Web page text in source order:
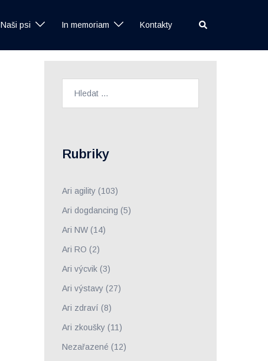
Naši psi In memoriam Kontakty Search
Rubriky
Ari agility(103)
Ari dogdancing (5)
Ari NW(14)
Ari RO (2)
Ari výcvik(3)
Ari výstavy(27)
Ari zdraví (8)
Ari zkoušky(11)
Nezařazené(12)